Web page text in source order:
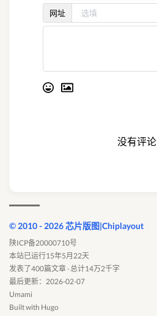
网址
没有评论
© 2010 - 2026 芯片版图|Chiplayout
陕ICP备20000710号
本站已运行15年5月22天
发表了400篇文章 · 总计14万2千字
最后更新：2026-02-07
Umami
Built with Hugo